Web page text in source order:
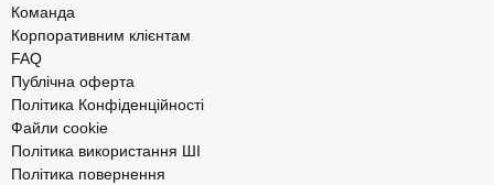
Команда
Корпоративним клієнтам
FAQ
Публічна оферта
Політика Конфіденційності
Файли cookie
Політика використання ШІ
Політика повернення